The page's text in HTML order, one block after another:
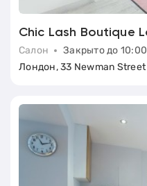
Салон
Закрыто до 10:00
Лондон, 33 Newman Street